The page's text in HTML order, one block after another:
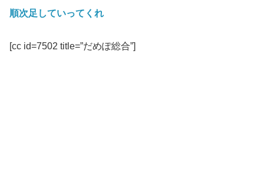
順次足していってくれ
[cc id=7502 title=”だめぽ総合”]